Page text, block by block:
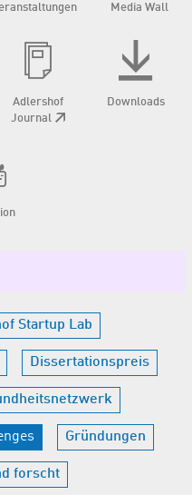
Media Wall
Adlershof
Journal
Downloads
Startup Lab
Dissertationspreis
Gründungen
forscht